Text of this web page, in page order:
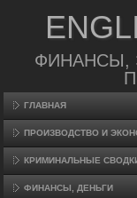
ФИНАНСЫ,
ГЛАВНАЯ
ПРОИЗВΟДСТВО И
КРИМИНАЛЬНЫЕ
ФИНАНСЫ, ДЕНЬГИ